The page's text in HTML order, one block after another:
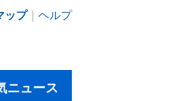
ップ｜ ヘルプ
ニュース